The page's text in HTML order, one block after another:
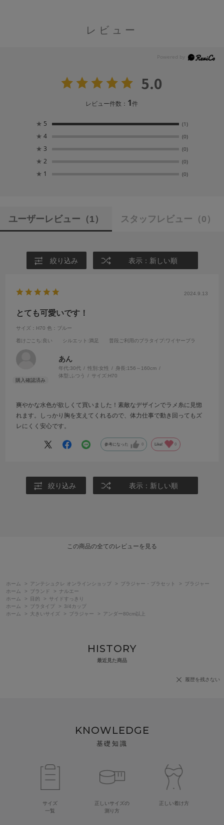
レビュー
5.0
レビュー件数： 1件
★ 5 (1)
★ 4 (0)
★ 3 (0)
★ 2 (0)
★ 1 (0)
ユーザーレビュー （1） スタッフレビュー （0）
絞り込み 表示：新しい順
2024.9.13
とても可愛いです！
サイズ：H70 色：ブルー
着けごこち:良い シルエット :満足 普段ご利用のブラタイプ :ワイヤーブラ
あん
年代:30代 性別:女性 身長:156～160cm
体型:ふつう サイズ: H70
爽やかな水色が欲しくて買いました！素敵なデザインでラメ糸に見惚
れます。しっかり胸を支えてくれるので、体力仕事で動き回ってもズ
レにくく安心です。
参考になった 0 Like! 0
絞り込み 表示：新しい順
この商品の全てのレビューを見る
ホーム > アンテシュクレ オンラインショップ > ブラジャー・ブラセット >
ブラジャー
ホーム
> ブランド > ナルエー
ホーム
> 目的 >
サイドすっきり
ホーム
> ブラタイプ >
3/4カップ
ホーム
> 大きいサイズ > ブラジャー > アンダー80cm以上
HISTORY
最近見た商品
履歴を残さない
KNOWLEDGE
基礎知識
サイズ
一覧
正しいサイズの
測り方
正しい着け方